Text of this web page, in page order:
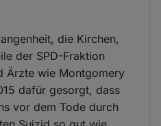
die Kirchen,
der SPD-Fraktion
Ärzte wie Montgomery
dafür gesorgt, dass
vor dem Tode durch